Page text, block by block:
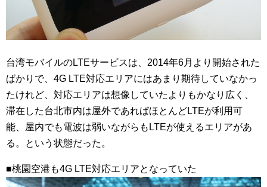
台湾モバイルのLTEサービスは、2014年6月より開始された
ばかりで、4G LTE対応エリアにはあまり期待していなかっ
たけれど、対応エリアは想像していたよりもかなり広く、
滞在した台北市内は屋外であればほとんどLTEが利用可
能、屋内でも電波は弱いながらもLTEが使えるエリアがあ
る。という状態だった。
■桃園空港も4G LTE対応エリアとなっていた